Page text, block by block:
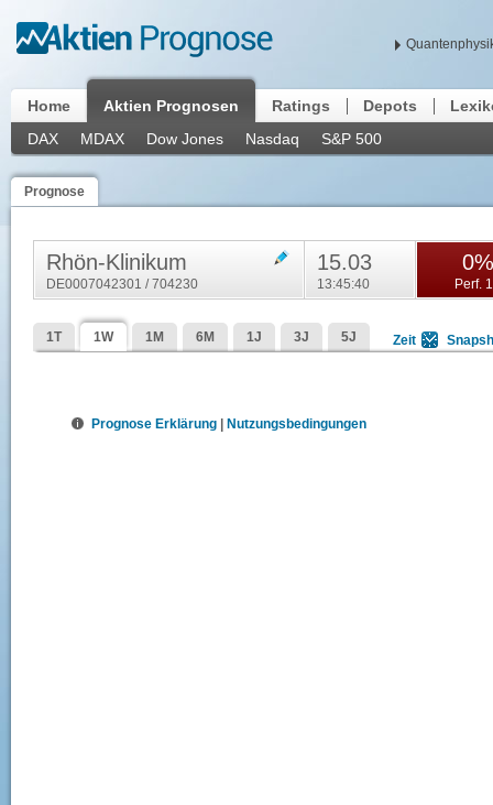
Home
Aktien Prognosen
DAX
MDAX Dow Jones Nasdaq S&P 500
Ratings Depots
Prognose
Rhön-Klinikum
DE0007042301 / 704230
15.03
13:45:40
0%
Perf.
1T 1W 1M 6M 1J 3J 5J Zeit
Prognose Erklärung Nutzungsbedingungen